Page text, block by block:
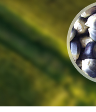
Warning
(this
m/